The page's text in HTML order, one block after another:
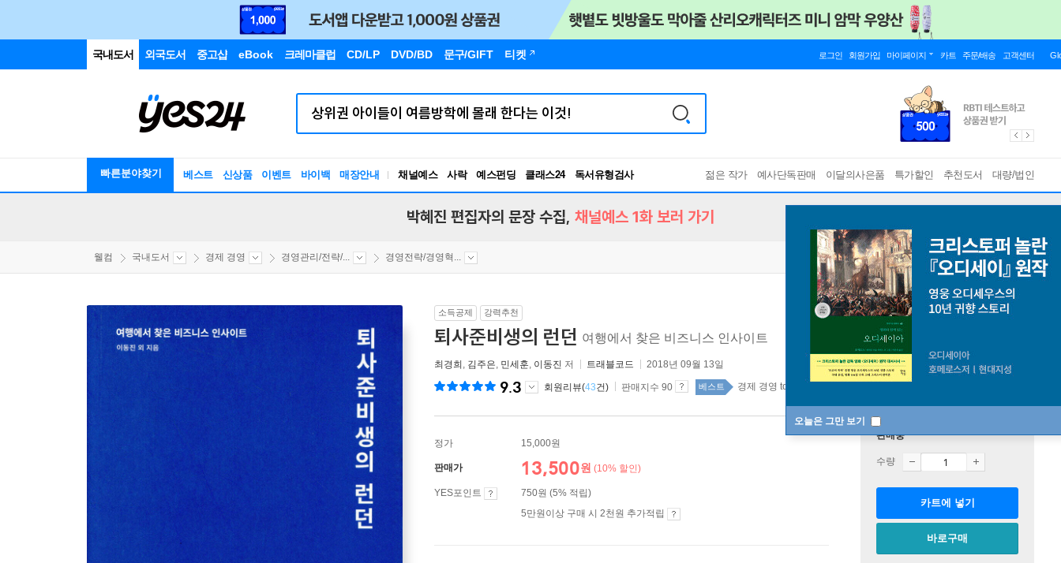
국내도서 외국도서 중고샵 eBook 크레마클럽 CD/LP DVD/BD 문구/GIFT 티켓 로그인 회원가입 마이페이지 카트 주문/배송 고객센터
빠른분야찾기 베스트 신상품 이벤트 바이백 매장안내 채널예스 사락 예스펀딩 클래스24
RBTI Lab
독서유형검사
젊은 작가 예사단독판매 이달의사은품 특가할인 추천도서 대량/법인
오늘은 그만 보기
박혜진 편집자의 문장 수집, 채널예스 1화 보러 가기
웰컴 국내도서 경제 경영 경영관리/전략/... 경영전략/경영혁...
소득공제 강력추천
퇴사준비생의 런던 여행에서 찾은 비즈니스 인사이트
최경희 , 김주은, 민세훈, 이동진 저 트래블코드 2018년 09월 13일
9.3 회원리뷰(43건) 판매지수 90 베스트 경제 경영 top20 1주
정가 15,000원
판매가 13,500원 (10% 할인)
YES포인트
750원 (5% 적립)
5만원이상 구매 시 2천원 추가적립
판매중
수량
카트에 넣기
바로구매